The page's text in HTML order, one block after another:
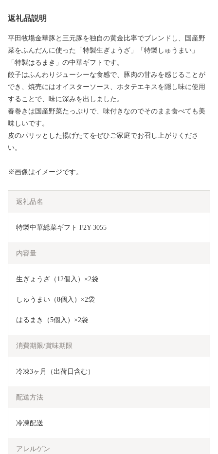
返礼品説明
平田牧場金華豚と三元豚を独自の黄金比率でブレンドし、国産野
菜をふんだんに使った「特製生ぎょうざ」「特製しゅうまい」
「特製はるまき」の中華ギフトです。
餃子はふんわりジューシーな食感で、豚肉の甘みを感じることが
でき、焼売にはオイスターソース、ホタテエキスを隠し味に使用
することで、味に深みを出しました。
春巻きは国産野菜たっぷりで、味付きなのでそのまま食べても美
味しいです。
皮のパリッとした揚げたてをぜひご家庭でお召し上がりくださ
い。
※画像はイメージです。
返礼品名
特製中華総菜ギフト F2Y-3055
内容量
生ぎょうざ（12個入）×2袋
しゅうまい（8個入）×2袋
はるまき（5個入）×2袋
消費期限/賞味期限
冷凍3ヶ月（出荷日含む）
配送方法
冷凍配送
アレルゲン